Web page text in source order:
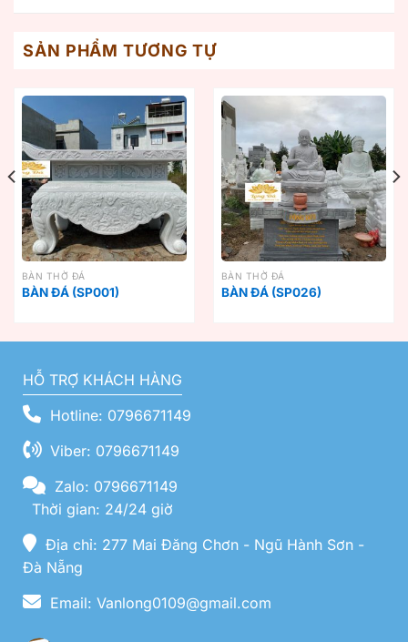
SẢN PHẨM TƯƠNG TỰ
BÀN THỜ ĐÁ
BÀN ĐÁ (SP001)
BÀN THỜ ĐÁ
BÀN ĐÁ (SP026)
HỖ TRỢ KHÁCH HÀNG
Hotline: 0796671149
Viber: 0796671149
Zalo: 0796671149
Thời gian: 24/24 giờ
Địa chỉ: 277 Mai Đăng Chơn - Ngũ Hành Sơn -
Đà Nẵng
Email: Vanlong0109@gmail.com